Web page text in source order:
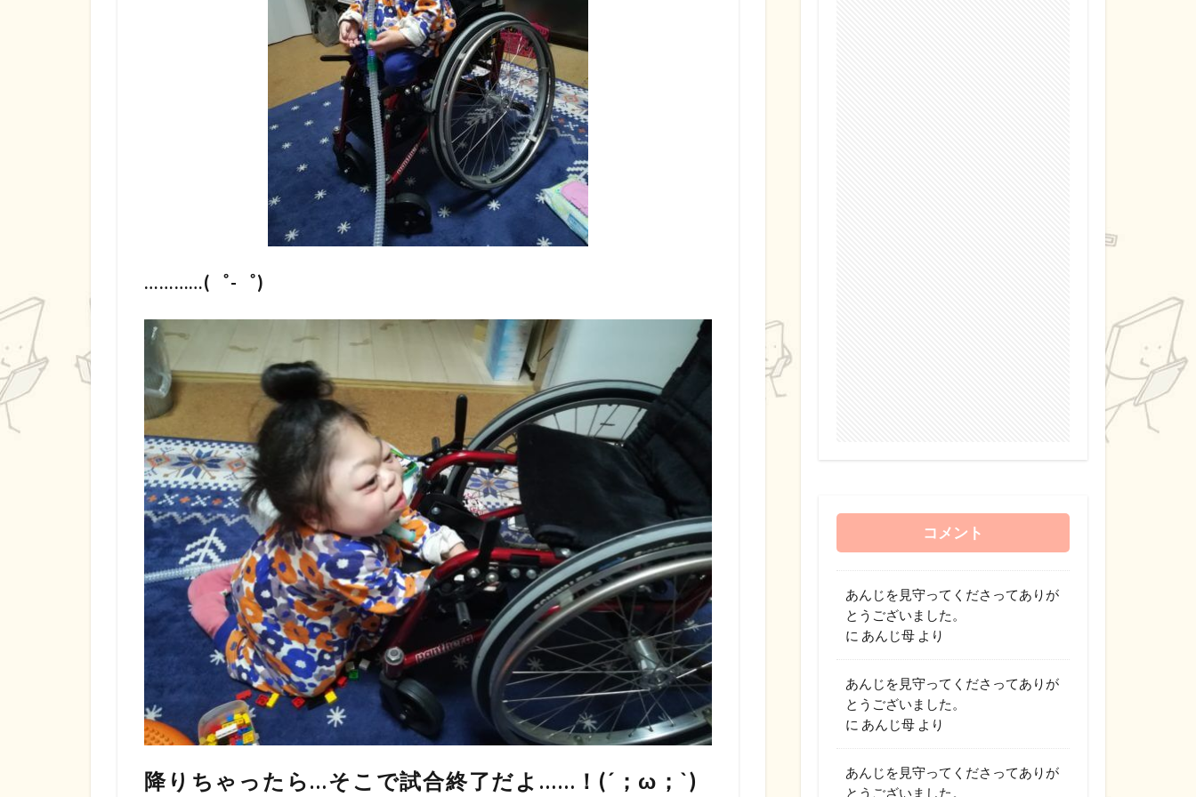
…………(゜-゜)
降りちゃったら…そこで試合終了だよ……！(´；ω；`)
コメント
あんじを見守ってくださってありが
とうございました。
に あんじ母 より
あんじを見守ってくださってありが
とうございました。
に あんじ母 より
あんじを見守ってくださってありが
とうございました。